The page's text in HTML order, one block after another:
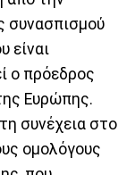
συνασπισμού
είναι
ο πρόεδρος
Ευρώπης.
συνέχεια στο
ομολόγους